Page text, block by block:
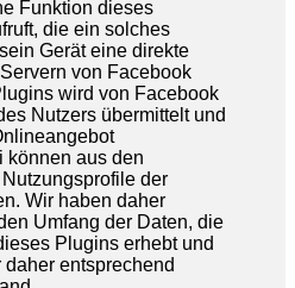
Funktion dieses
die ein solches
Gerät eine direkte
von Facebook
wird von Facebook
Nutzers übermittelt und
können aus den
der
Wir haben daher
Umfang der Daten, die
Plugins erhebt und
entsprechend